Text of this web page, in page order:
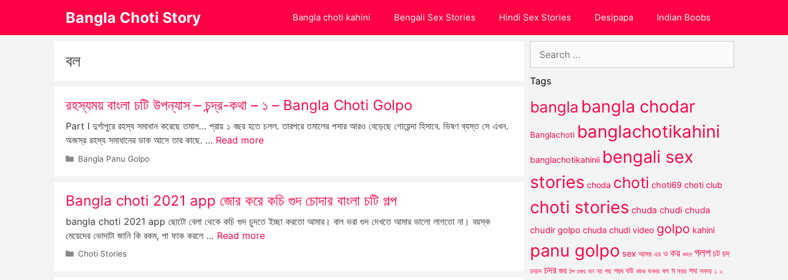
content
Bangla Choti Story Bangla choti kahini Bengali Sex Stories Hindi Sex Stories Desipapa Indian Boobs
বল
রহস্যময় বাংলা চটি উপন্যাস – চন্দ্র-কথা – ১ – Bangla Choti Golpo
Part I দুর্গাপুরে রহস্য সমাধান করেছে তমাল… প্রায় ১ বছর হতে চলল. তারপরে তমালের পসার আরও বেড়েছে গোয়েন্দা হিসাবে. ভিষণ ব্যস্ত সে এখন.
অজস্র রহস্য সমাধানের ডাক আসে তার কাছে. … Read more
Categories
Bangla Panu Golpo
Bangla choti 2021 app জোর করে কচি গুদ চোদার বাংলা চটি গল্প
bangla choti 2021 app ছোটো বেলা থেকে কচি গুদ চুদতে ইচ্ছা করতো আমার। বাল ভরা গুদ দেখতে আমার ভালো লাগতো না। বয়স্ক
মেয়েদের ভোদাটা জানি কি রকম, পা ফাক করলে … Read more
Categories
Choti Stories
for:
Tags
bangla bangla chodar
Banglachoti banglachotikahini
banglachotikahinii bengali sex
stories choda choti choti69 choti club
choti stories chuda chudi chuda
chudir golpo chuda chudi video golpo kahini
panu golpo sex আমর এর ও কর কহন গলপ চট চদ
চদচদ চদর জর ঠপ ঢকয় ধন নয় পছ পরব বউ বউক বনধর বল ম ময়র সথ সনদর ১ ২